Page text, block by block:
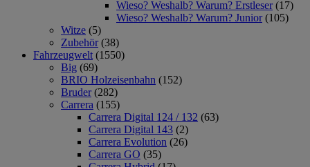
Wieso? Weshalb? Warum? Erstleser (17)
Wieso? Weshalb? Warum? Junior (105)
Witze (5)
Zubehör (38)
Fahrzeugwelt (1550)
Big (69)
BRIO Holzeisenbahn (152)
Bruder (282)
Carrera (155)
Carrera Digital 124 / 132 (63)
Carrera Digital 143 (2)
Carrera Evolution (26)
Carrera GO (35)